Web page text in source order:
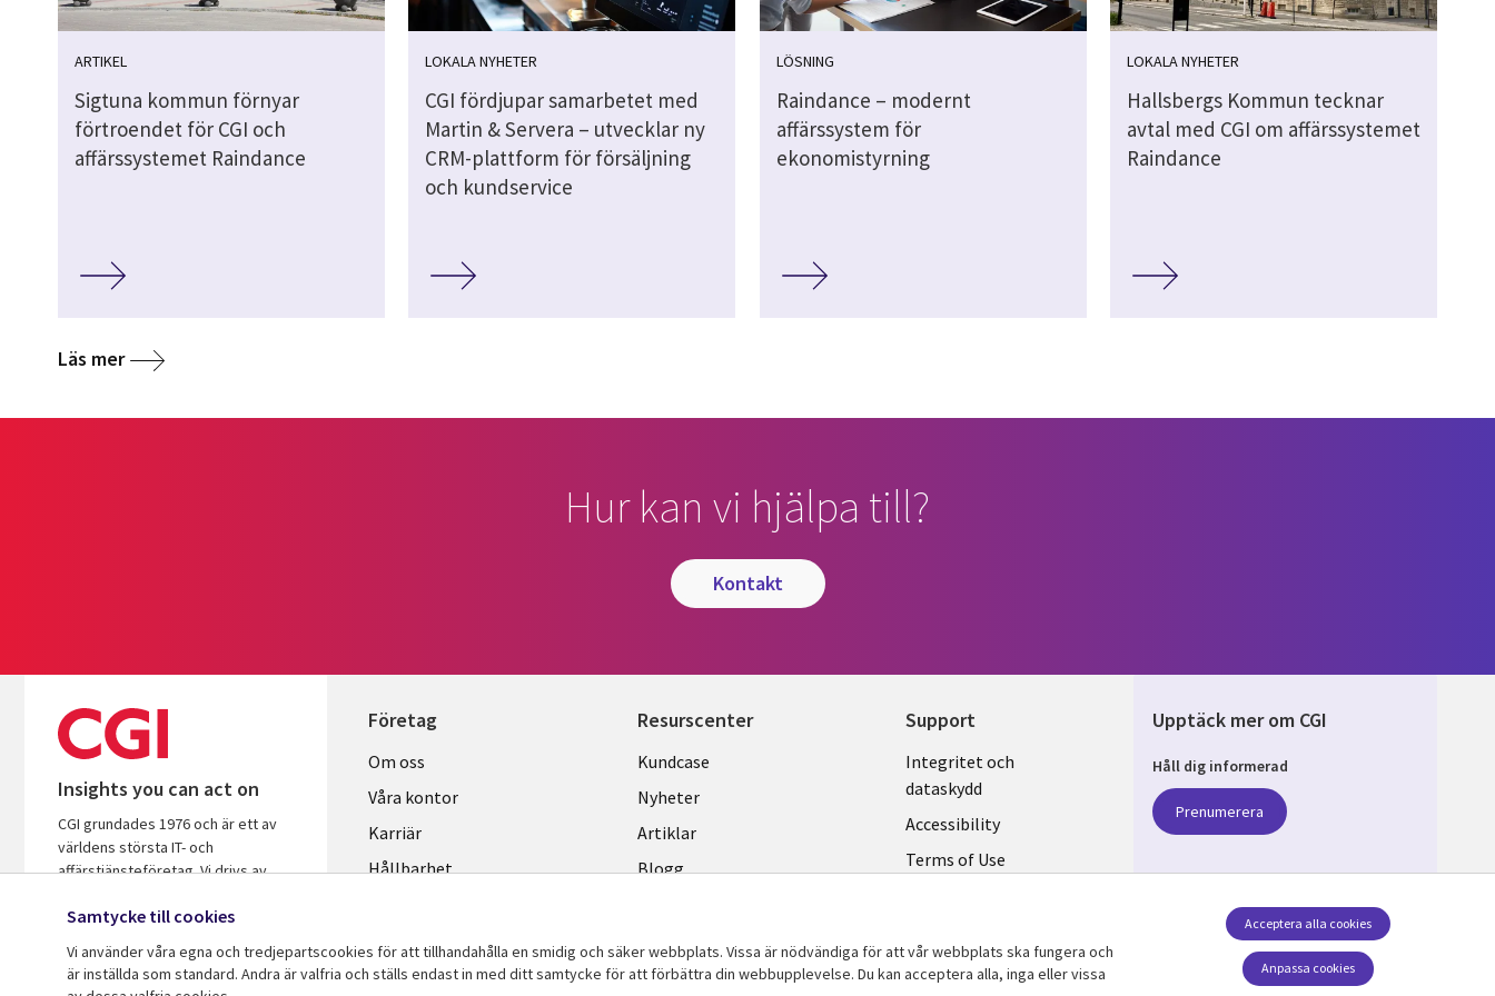
ARTIKEL
Sigtuna kommun förnyar
förtroendet för CGI och
affärssystemet Raindance
LOKALA NYHETER
CGI fördjupar samarbetet med
Martin & Servera – utvecklar ny
CRM-plattform för försäljning
och kundservice
LÖSNING
Raindance – modernt
affärssystem för
ekonomistyrning
LOKALA NYHETER
Hallsbergs Kommun tecknar
avtal med CGI om affärssystemet
Raindance
Läs mer
Hur kan vi hjälpa till?
kontakt
Insights you can act on
CGI grundades 1976 och är ett av
världens största IT- och
affärstjänsteföretag. Vi drivs av
hjälpa företag och organisationer att
öka avkastningen på sina
investeringar.
Företag
Useful
links
SWEDEN
Om oss
Våra kontor
Karriär
Hållbarhet
Resurscenter
Library
Links
SWEDEN
Kundcase
Nyheter
Artiklar
Blogg
Support
Legal
SWEDEN
Integritet och
dataskydd
Accessibility
Terms of Use
Upptäck mer om CGI
Håll dig informerad
Prenumerera
Samtycke till cookies
Vi använder våra egna och tredjepartscookies för att tillhandahålla en smidig och säker webbplats. Vissa är nödvändiga för att vår webbplats ska fungera och
är inställda som standard. Andra är valfria och ställs endast in med ditt samtycke för att förbättra din webbupplevelse. Du kan acceptera alla, inga eller vissa
Anpassa cookies
Acceptera alla cookies